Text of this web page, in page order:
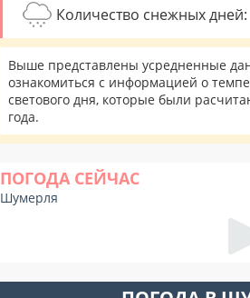
Количество снежных дней:
Выше представлены усредненные
ознакомиться с информацией о
светового дня, которые были
года.
ПОГОДА СЕЙЧАС
Шумерля